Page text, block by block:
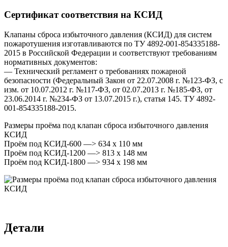
Сертификат соответствия на КСИД
Клапаны сброса избыточного давления (КСИД) для систем
пожаротушения изготавливаются по ТУ 4892-001-854335188-
2015 в Российской Федерации и соответствуют требованиям
нормативных документов:
— Технический регламент о требованиях пожарной
безопасности (Федеральный Закон от 22.07.2008 г. №123-ФЗ, с
изм. от 10.07.2012 г. №117-ФЗ, от 02.07.2013 г. №185-ФЗ, от
23.06.2014 г. №234-ФЗ от 13.07.2015 г.), статья 145. ТУ 4892-
001-854335188-2015.
Размеры проёма под клапан сброса избыточного давления
КСИД
Проём под КСИД-600 —> 634 x 110 мм
Проём под КСИД-1200 —> 813 х 148 мм
Проём под КСИД-1800 —> 934 х 198 мм
Детали